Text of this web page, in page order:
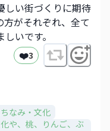
しい街づくりに期待
方がそれぞれ、全て
いです。
❤️3
なみ・文化​
や、​桃、りんご、ぶ